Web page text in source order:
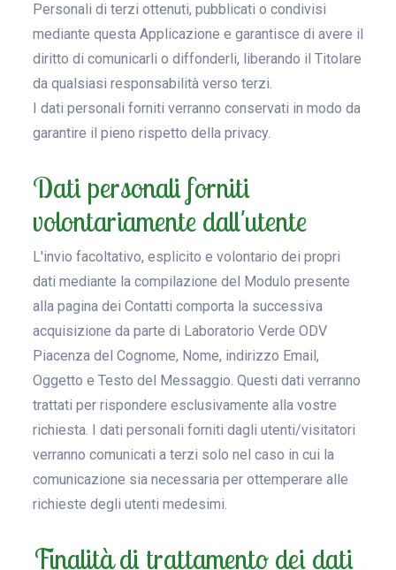
Personali di terzi ottenuti, pubblicati o condivisi
mediante questa Applicazione e garantisce di avere il
diritto di comunicarli o diffonderli, liberando il Titolare
da qualsiasi responsabilità verso terzi.
I dati personali forniti verranno conservati in modo da
garantire il pieno rispetto della privacy.
Dati personali forniti
volontariamente dall'utente
L'invio facoltativo, esplicito e volontario dei propri
dati mediante la compilazione del Modulo presente
alla pagina dei Contatti comporta la successiva
acquisizione da parte di Laboratorio Verde ODV
Piacenza del Cognome, Nome, indirizzo Email,
Oggetto e Testo del Messaggio. Questi dati verranno
trattati per rispondere esclusivamente alla vostre
richiesta. I dati personali forniti dagli utenti/visitatori
verranno comunicati a terzi solo nel caso in cui la
comunicazione sia necessaria per ottemperare alle
richieste degli utenti medesimi.
Finalità di trattamento dei dati